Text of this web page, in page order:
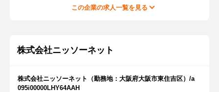
この企業の求人一覧を見る
株式会社ニッソーネット
株式会社ニッソーネット（勤務地：大阪府大阪市東住吉区）/a
095i00000LHY64AAH